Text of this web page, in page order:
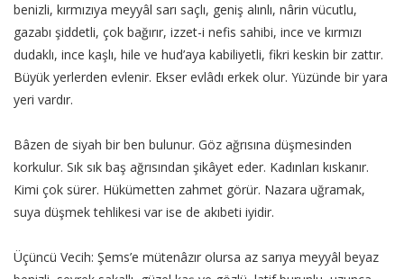
benizli, kırmızıya meyyâl sarı saçlı, geniş alınlı, nârin vücutlu,
gazabı şiddetli, çok bağırır, izzet-i nefis sahibi, ince ve kırmızı
dudaklı, ince kaşlı, hile ve hud’aya kabiliyetli, fikri keskin bir zattır.
Büyük yerlerden evlenir. Ekser evlâdı erkek olur. Yüzünde bir yara
yeri vardır.
Bâzen de siyah bir ben bulunur. Göz ağrısına düşmesinden
korkulur. Sık sık baş ağrısından şikâyet eder. Kadınları kıskanır.
Kimi çok sürer. Hükümetten zahmet görür. Nazara uğramak,
suya düşmek tehlikesi var ise de akıbeti iyidir.
Üçüncü Vecih: Şems’e mütenâzır olursa az sarıya meyyâl beyaz